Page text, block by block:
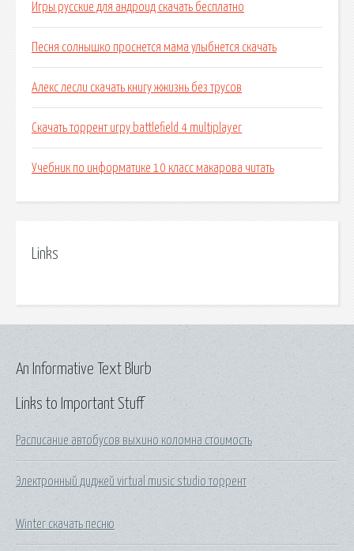
Игры русские для андроид скачать бесплатно
Песня солнышко проснется мама улыбнется скачать
Алекс лесли скачать книгу жжизнь без трусов
Скачать торрент игру battlefield 4 multiplayer
Учебник по информатике 10 класс макарова читать
Links
Links to Important Stuff
Расписание автобусов выхино коломна стоимость
Электронный диджей virtual music studio торрент
Winter скачать песню
An Informative Text Blurb